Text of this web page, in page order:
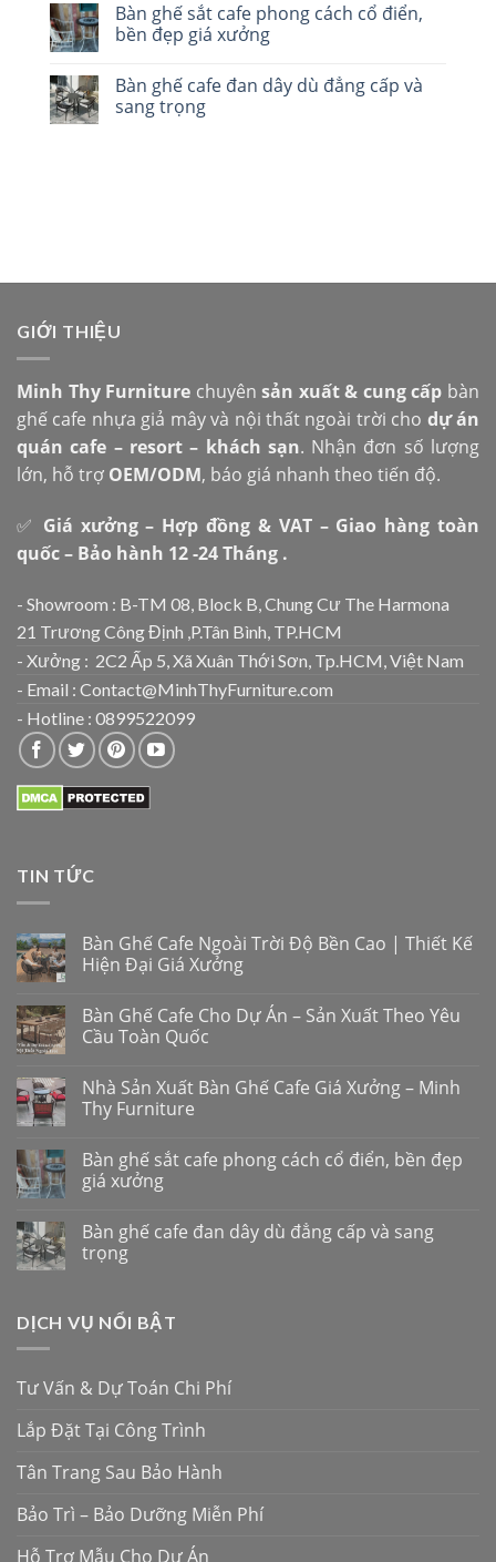
Bàn ghế sắt cafe phong cách cổ điển,
bền đẹp giá xưởng
Bàn ghế cafe đan dây dù đẳng cấp và
sang trọng
GIỚI THIỆU
Minh Thy Furniture chuyênsản xuất & cung cấp bàn
ghế cafe nhựa giả mây và nội thất ngoài trời cho dự án
quán cafe – resort – khách sạn. Nhận đơn số lượng
lớn, hỗ trợ OEM/ODM, báo giá nhanh theo tiến độ.
✅ Giá xưởng – Hợp đồng & VAT – Giao hàng toàn
quốc – Bảo hành 12 -24 Tháng .
- Showroom : B-TM 08, Block B, Chung Cư The Harmona
21 Trương Công Định ,P.Tân Bình, TP.HCM
- Xưởng : 2C2 Ấp 5, Xã Xuân Thới Sơn, Tp.HCM, Việt Nam
- Email : Contact@MinhThyFurniture.com
- Hotline : 0899522099
TIN TỨC
Bàn Ghế Cafe Ngoài Trời Độ Bền Cao | Thiết Kế
Hiện Đại Giá Xưởng
Bàn Ghế Cafe Cho Dự Án – Sản Xuất Theo Yêu
Cầu Toàn Quốc
Nhà Sản Xuất Bàn Ghế Cafe Giá Xưởng – Minh
Thy Furniture
Bàn ghế sắt cafe phong cách cổ điển, bền đẹp
giá xưởng
Bàn ghế cafe đan dây dù đẳng cấp và sang
trọng
DỊCH VỤ NỔI BẬT
Tư Vấn & Dự Toán Chi Phí
Lắp Đặt Tại Công Trình
Tân Trang Sau Bảo Hành
Bảo Trì – Bảo Dưỡng Miễn Phí
Hỗ Trợ Mẫu Cho Dự Án